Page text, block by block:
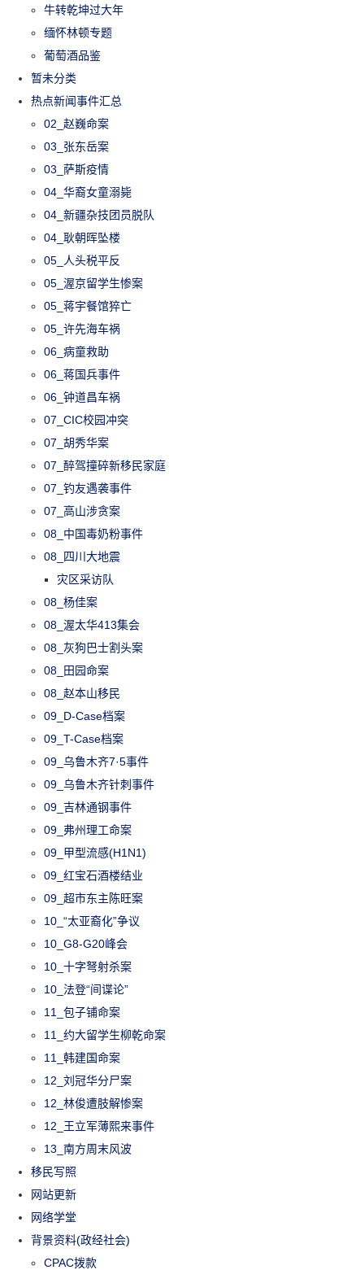
牛转乾坤过大年
缅怀林顿专题
葡萄酒品鉴
暂未分类
热点新闻事件汇总
02_赵巍命案
03_张东岳案
03_萨斯疫情
04_华裔女童溺毙
04_新疆杂技团员脱队
04_耿朝晖坠楼
05_人头税平反
05_渥京留学生惨案
05_蒋宇餐馆猝亡
05_许先海车祸
06_病童救助
06_蒋国兵事件
06_钟道昌车祸
07_CIC校园冲突
07_胡秀华案
07_醉驾撞碎新移民家庭
07_钓友遇袭事件
07_高山涉贪案
08_中国毒奶粉事件
08_四川大地震
灾区采访队
08_杨佳案
08_渥太华413集会
08_灰狗巴士割头案
08_田园命案
08_赵本山移民
09_D-Case档案
09_T-Case档案
09_乌鲁木齐7·5事件
09_乌鲁木齐针刺事件
09_吉林通钢事件
09_弗州理工命案
09_甲型流感(H1N1)
09_红宝石酒楼结业
09_超市东主陈旺案
10_“太亚裔化”争议
10_G8-G20峰会
10_十字弩射杀案
10_法登“间谍论”
11_包子铺命案
11_约大留学生柳乾命案
11_韩建国命案
12_刘冠华分尸案
12_林俊遭肢解惨案
12_王立军薄熙来事件
13_南方周末风波
移民写照
网站更新
网络学堂
背景资料(政经社会)
CPAC拨款